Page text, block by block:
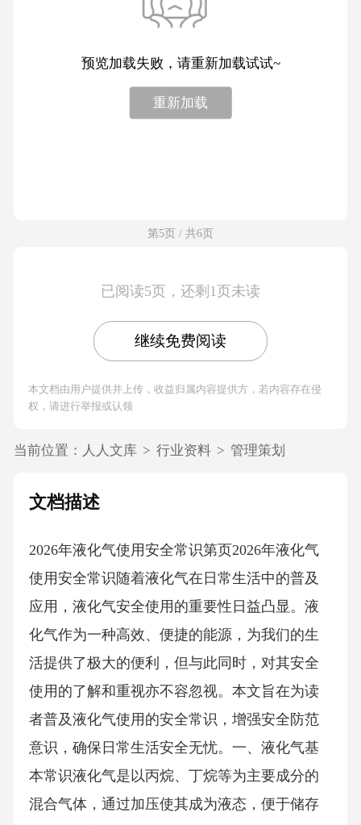
预览加载失败，请重新加载试试~
重新加载
第5页 / 共6页
已阅读5页，还剩1页未读
继续免费阅读
本文档由用户提供并上传，收益归属内容提供方，若内容存在侵
权，请进行举报或认领
当前位置： 人人文库 > 行业资料 > 管理策划
文档描述
2026年液化气使用安全常识第页2026年液化气
使用安全常识随着液化气在日常生活中的普及
应用，液化气安全使用的重要性日益凸显。液
化气作为一种高效、便捷的能源，为我们的生
活提供了极大的便利，但与此同时，对其安全
使用的了解和重视亦不容忽视。本文旨在为读
者普及液化气使用的安全常识，增强安全防范
意识，确保日常生活安全无忧。一、液化气基
本常识液化气是以丙烷、丁烷等为主要成分的
混合气体，通过加压使其成为液态，便于储存